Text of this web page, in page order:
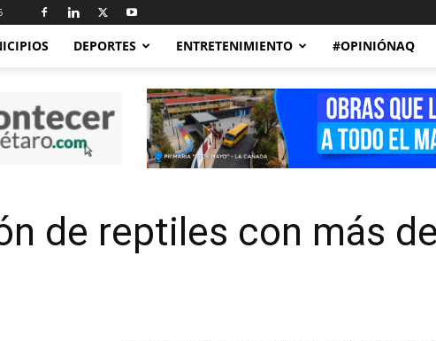
DEPORTES ENTRETENIMIENTO #OPINIÓNAQ
de reptiles con más